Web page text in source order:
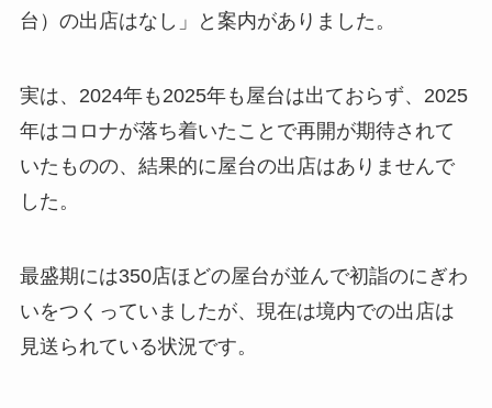
台）の出店はなし」と案内がありました。
実は、2024年も2025年も屋台は出ておらず、2025
年はコロナが落ち着いたことで再開が期待されて
いたものの、結果的に屋台の出店はありませんで
した。
最盛期には350店ほどの屋台が並んで初詣のにぎわ
いをつくっていましたが、現在は境内での出店は
見送られている状況です。